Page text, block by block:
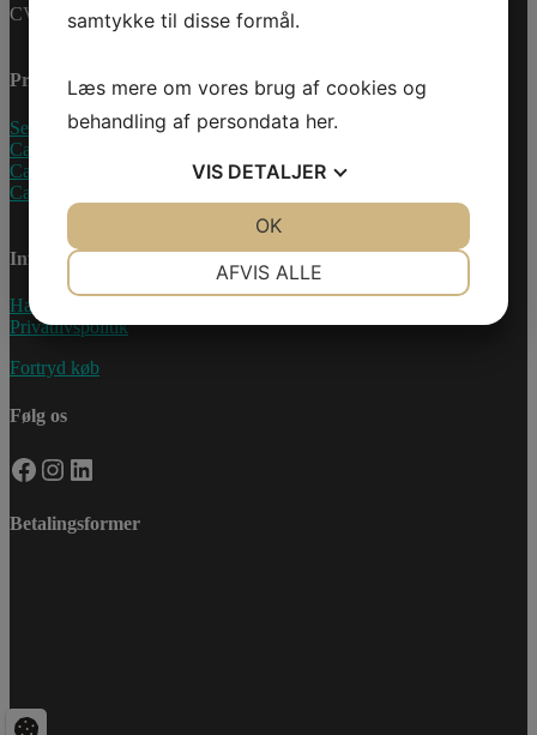
CVR-nummer: 27233678
Produkter
Sea-Doo Vandscooter
Can-Am ATV
Can-Am UTV
Can-Am Roadster
Information
Handelsebetingelser
Privatlivspolitik
Fortryd køb
Følg os
Facebook
Instagram
LinkedIn
Betalingsformer
samtykke til disse formål.
Læs mere om vores brug af cookies og
behandling af persondata her.
VIS DETALJER
AFVIS ALLE
OK